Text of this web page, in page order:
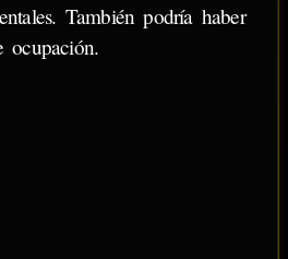
También podría haber
ocupación.